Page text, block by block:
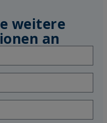
weitere
an